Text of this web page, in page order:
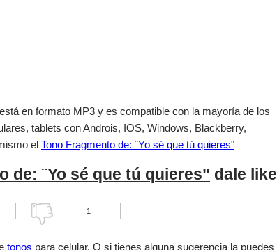
en formato MP3 y es compatible con la mayoría de los
tablets con Androis, IOS, Windows, Blackberry,
el Tono Fragmento de: ¨Yo sé que tú quieres"
de: ¨Yo sé que tú quieres" dale like
1
tonos para celular. O si tienes alguna sugerencia la puedes